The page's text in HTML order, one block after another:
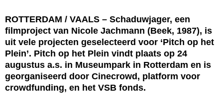
ROTTERDAM / VAALS – Schaduwjager, een
filmproject van Nicole Jachmann (Beek, 1987), is
uit vele projecten geselecteerd voor ‘Pitch op het
Plein’. Pitch op het Plein vindt plaats op 24
augustus a.s. in Museumpark in Rotterdam en is
georganiseerd door Cinecrowd, platform voor
crowdfunding, en het VSB fonds.